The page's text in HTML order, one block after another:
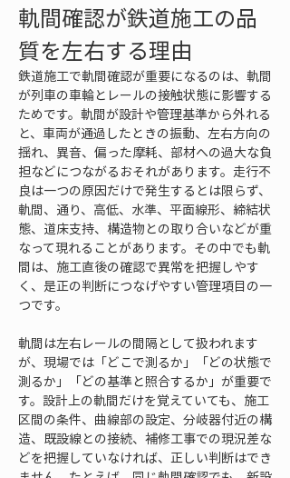
軌間確認が鉄道施工の品
質を左右する理由
鉄道施工で軌間確認が重要になるのは、軌間
が列車の車輪とレールの接触状態に影響する
ためです。軌間が設計や管理基準から外れる
と、車両が通過したときの振動、左右方向の
揺れ、異音、偏った摩耗、部材への過大な負
担などにつながるおそれがあります。走行不
良は一つの原因だけで発生するとは限らず、
軌間、通り、高低、水準、平面線形、締結状
態、道床支持、構造物との取り合いなどが重
なって現れることがあります。その中でも軌
間は、施工直後の確認で異常を把握しやす
く、是正の判断につなげやすい管理項目の一
つです。
軌間は左右レールの間隔として扱われます
が、現場では「どこで測るか」「どの状態で
測るか」「どの基準と照合するか」が重要で
す。設計上の軌間だけを覚えていても、施工
区間の条件、曲線部の設定、分岐器付近の構
造、既設線との接続、補修工事での現況差な
どを把握していなければ、正しい判断はでき